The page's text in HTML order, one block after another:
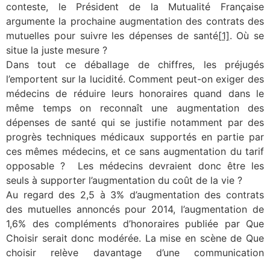
conteste, le Président de la Mutualité Française
argumente la prochaine augmentation des contrats des
mutuelles pour suivre les dépenses de santé[1]. Où se
situe la juste mesure ?
Dans tout ce déballage de chiffres, les préjugés
l’emportent sur la lucidité. Comment peut-on exiger des
médecins de réduire leurs honoraires quand dans le
même temps on reconnaît une augmentation des
dépenses de santé qui se justifie notamment par des
progrès techniques médicaux supportés en partie par
ces mêmes médecins, et ce sans augmentation du tarif
opposable ? Les médecins devraient donc être les
seuls à supporter l’augmentation du coût de la vie ?
Au regard des 2,5 à 3% d’augmentation des contrats
des mutuelles annoncés pour 2014, l’augmentation de
1,6% des compléments d’honoraires publiée par Que
Choisir serait donc modérée. La mise en scène de Que
choisir relève davantage d’une communication